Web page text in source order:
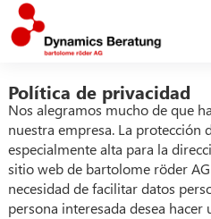
Política de privacidad
Nos alegramos mucho de que
nuestra empresa. La protección
especialmente alta para la
sitio web de bartolome röder
necesidad de facilitar datos
persona interesada desea hacer